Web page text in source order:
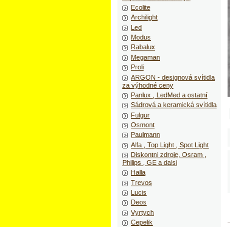
Ecolite
Archilight
Led
Modus
Rabalux
Megaman
Proli
ARGON - designová svítidla
za výhodné ceny
Panlux , LedMed a ostatní
Sádrová a keramická svítidla
Fulgur
Osmont
Paulmann
Alfa , Top Light , Spot Light
Diskontni zdroje, Osram ,
Philips , GE a dalsi
Halla
Trevos
Lucis
Deos
Vyrtych
Cepelik